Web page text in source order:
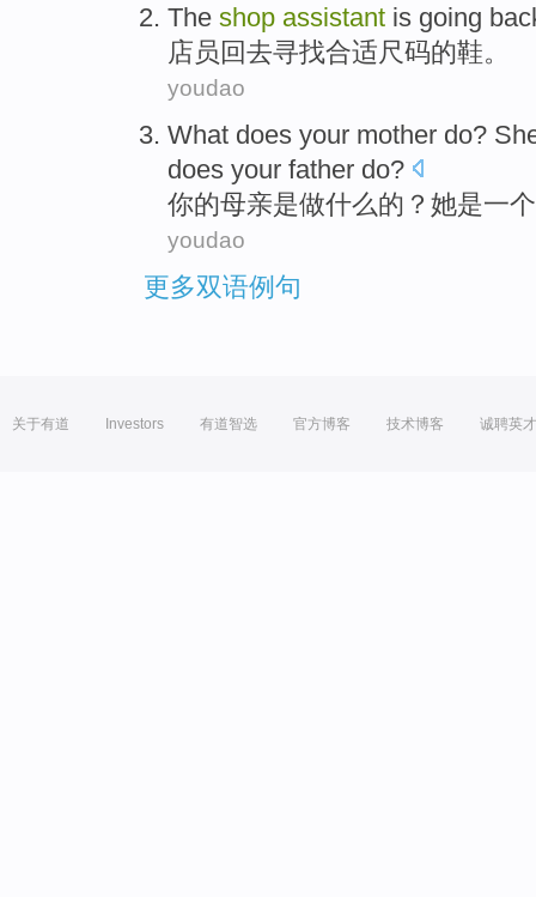
The shop assistant is going
店员 回去寻找合适尺码的鞋。
youdao
What does your mother do?
does your father do?
你的母亲是做什么的 ？ 她是一个
youdao
更多双语例句
关于有道 Investors 有道智选 官方博客 技术博客 诚聘英才